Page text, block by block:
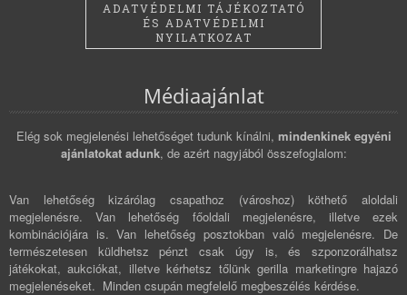
ADATVÉDELMI TÁJÉKOZTATÓ
ÉS ADATVÉDELMI
NYILATKOZAT
Médiaajánlat
Elég sok megjelenési lehetőséget tudunk kínálni, mindenkinek egyéni
ajánlatokat adunk, de azért nagyjából összefoglalom:
Van lehetőség kizárólag csapathoz (városhoz) köthető aloldali
megjelenésre. Van lehetőség főoldali megjelenésre, illetve ezek
kombinációjára is. Van lehetőség posztokban való megjelenésre. De
természetesen küldhetsz pénzt csak úgy is, és szponzorálhatsz
játékokat, aukciókat, illetve kérhetsz tőlünk gerilla marketingre hajazó
megjelenéseket. Minden csupán megfelelő megbeszélés kérdése.